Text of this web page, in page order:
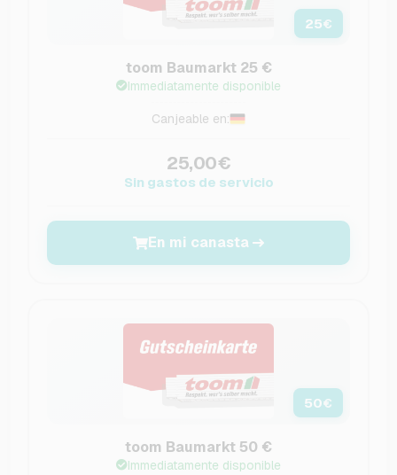
25€
toom Baumarkt 25 €
Immediatamente disponible
Canjeable en:
25,00€
Sin gastos de servicio
En mi canasta
50€
toom Baumarkt 50 €
Immediatamente disponible